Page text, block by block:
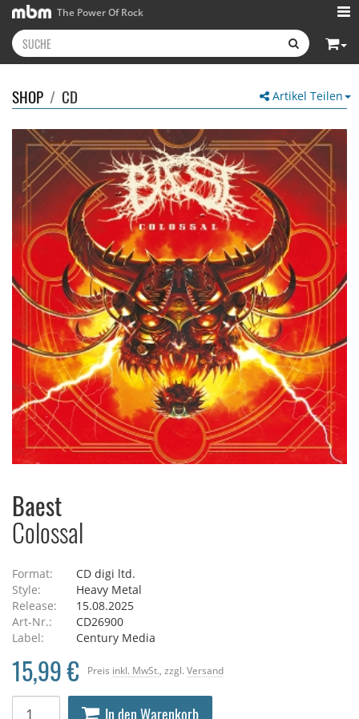
The Power Of Rock
Artikel Teilen
SHOP / CD
Baest
Colossal
Format:
CD digi ltd.
Style:
Heavy Metal
Release:
15.08.2025
Art-Nr.:
CD26900
Label:
Century Media
Preis inkl. MwSt. , zzgl. Versand
15,99 €
In den Warenkorb